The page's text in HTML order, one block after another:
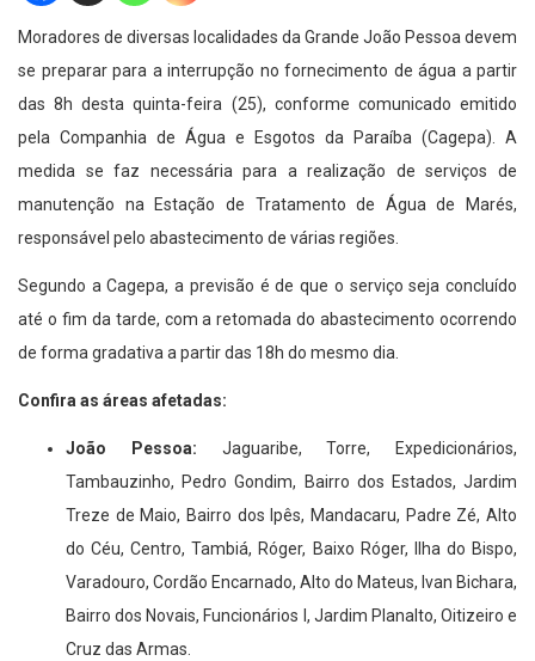
Moradores de diversas localidades da Grande João Pessoa devem
se preparar para a interrupção no fornecimento de água a partir
das 8h desta quinta-feira (25), conforme comunicado emitido
pela Companhia de Água e Esgotos da Paraíba (Cagepa). A
medida se faz necessária para a realização de serviços de
manutenção na Estação de Tratamento de Água de Marés,
responsável pelo abastecimento de várias regiões.
Segundo a Cagepa, a previsão é de que o serviço seja concluído
até o fim da tarde, com a retomada do abastecimento ocorrendo
de forma gradativa a partir das 18h do mesmo dia.
Confira as áreas afetadas:
João Pessoa: Jaguaribe, Torre, Expedicionários,
Tambauzinho, Pedro Gondim, Bairro dos Estados, Jardim
Treze de Maio, Bairro dos Ipês, Mandacaru, Padre Zé, Alto
do Céu, Centro, Tambiá, Róger, Baixo Róger, Ilha do Bispo,
Varadouro, Cordão Encarnado, Alto do Mateus, Ivan Bichara,
Bairro dos Novais, Funcionários I, Jardim Planalto, Oitizeiro e
Cruz das Armas.